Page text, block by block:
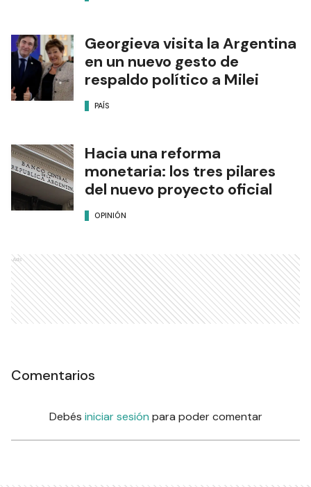
Georgieva visita la Argentina
en un nuevo gesto de
respaldo político a Milei
PAÍS
Hacia una reforma
monetaria: los tres pilares
del nuevo proyecto oficial
OPINIÓN
Ads
Comentarios
Debés iniciar sesión para poder comentar